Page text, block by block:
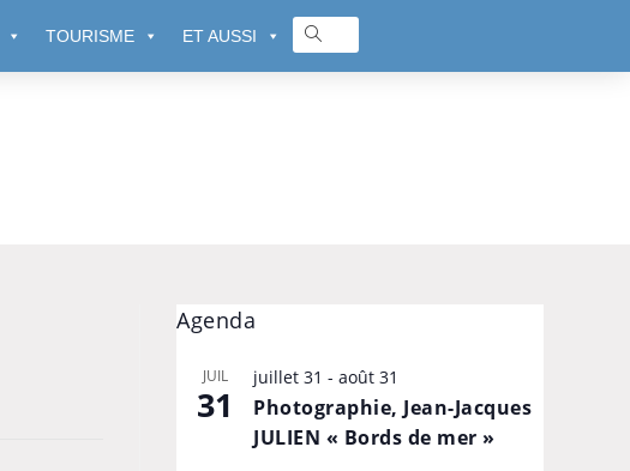
TOURISME ET AUSSI
Agenda
JUIL
31
juillet 31 - août 31
Photographie, Jean-Jacques
JULIEN « Bords de mer »